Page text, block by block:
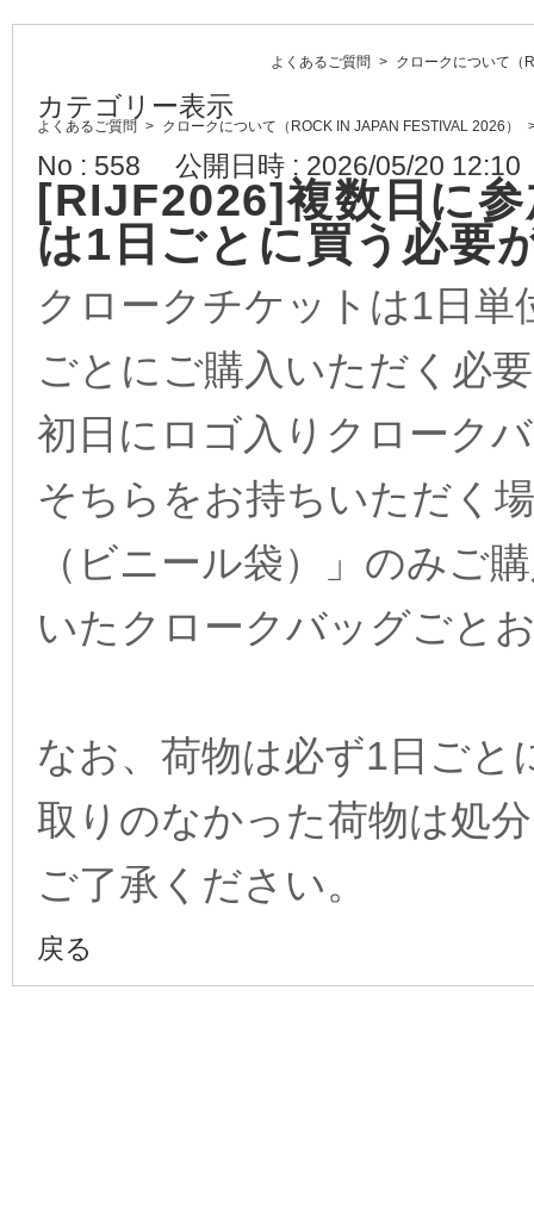
よくあるご質問 > クロークについて（
カテゴリー表示
よくあるご質問 > クロークについて（ROCK IN JAPAN FESTIVAL 2026）
No : 558 公開日時 : 2026/05/20 12:10
[RIJF2026]複数日に
は1日ごとに買う必要
クロークチケットは1日
ごとにご購入いただく必
初日にロゴ入りクローク
そちらをお持ちいただく
（ビニール袋）」のみご
いたクロークバッグごと
なお、荷物は必ず1日ご
取りのなかった荷物は処
ご了承ください。
戻る